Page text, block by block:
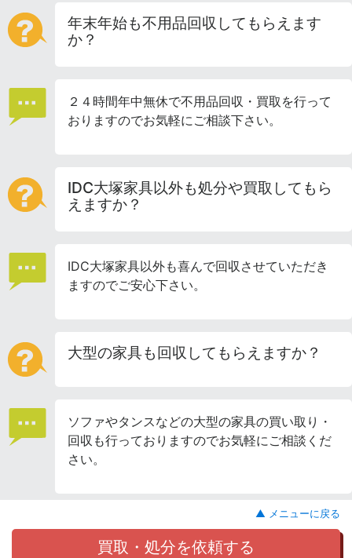
年末年始も不用品回収してもらえます
か？
２４時間年中無休で不用品回収・買取を行って
おりますのでお気軽にご相談下さい。
IDC大塚家具以外も処分や買取してもら
えますか？
IDC大塚家具以外も喜んで回収させていただき
ますのでご安心下さい。
大型の家具も回収してもらえますか？
ソファやタンスなどの大型の家具の買い取り・
回収も行っておりますのでお気軽にご相談くだ
さい。
▲ メニューに戻る
買取・処分を依頼する